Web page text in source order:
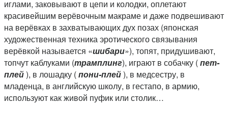
иглами, заковывают в цепи и колодки, оплетают
красивейшим верёвочным макраме и даже подвешивают
на верёвках в захватывающих дух позах (японская
художественная техника эротического связывания
верёвкой называется «шибари»), топят, придушивают,
топчут каблуками (трамплинг), играют в собачку (пет-
плей), в лошадку (пони-плей), в медсестру, в
младенца, в английскую школу, в гестапо, в армию,
используют как живой пуфик или столик…